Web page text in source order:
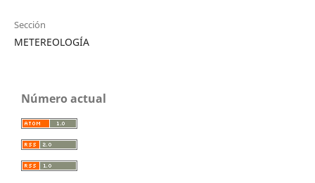
Sección
METEREOLOGÍA
Número actual